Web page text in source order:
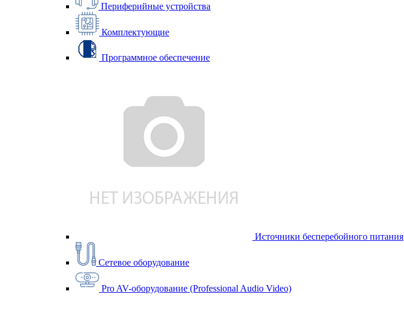
Периферийные устройства
Комплектующие
Программное обеспечение
Источники бесперебойного питания
Сетевое оборудование
Pro AV-оборудование (Professional Audio Video)